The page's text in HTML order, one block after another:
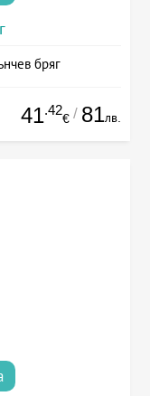
бряг
41.42
€ / 81лв.